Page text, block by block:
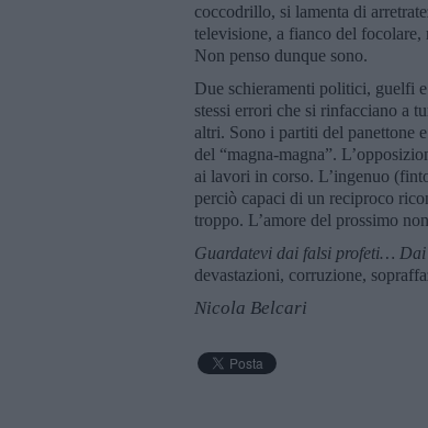
coccodrillo, si lamenta di
televisione, a fianco del
Non penso dunque sono.
Due schieramenti politici, guelfi
stessi errori che si rinfacciano a
altri. Sono i partiti del panettone
del “magna-magna”.
ai lavori in corso. L’ingenuo
perciò capaci di un reciproco
troppo. L’amore del prossimo
Guardatevi dai falsi profeti…
devastazioni, corruzione,
Nicola Belcari